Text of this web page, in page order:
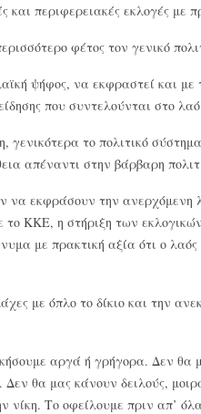
και περιφερειακές εκλογές με
φέτος τον γενικό
ψήφος, να εκφραστεί και
που συντελούνται στο
το πολιτικό
απέναντι στην βάρβαρη
εκφράσουν την ανερχόμενη
το ΚΚΕ, η στήριξη των
με πρακτική αξία ότι ο
με όπλο το δίκιο και την
αργά ή γρήγορα. Δεν
θα μας κάνουν δειλούς,
νίκη. Το οφείλουμε πριν απ’